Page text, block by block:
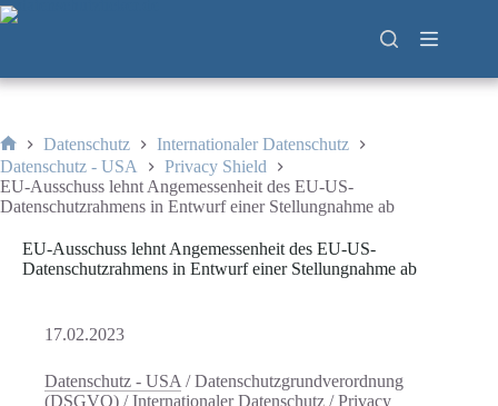
Zum
Inhalt
Start
Datenschutz
Internationaler Datenschutz
Datenschutz - USA
Privacy Shield
EU-Ausschuss lehnt Angemessenheit des EU-US-
Datenschutzrahmens in Entwurf einer Stellungnahme ab
EU-Ausschuss lehnt Angemessenheit des EU-US-
Datenschutzrahmens in Entwurf einer Stellungnahme ab
17.02.2023
Datenschutz - USA /Datenschutzgrundverordnung
(DSGVO) /Internationaler Datenschutz /Privacy